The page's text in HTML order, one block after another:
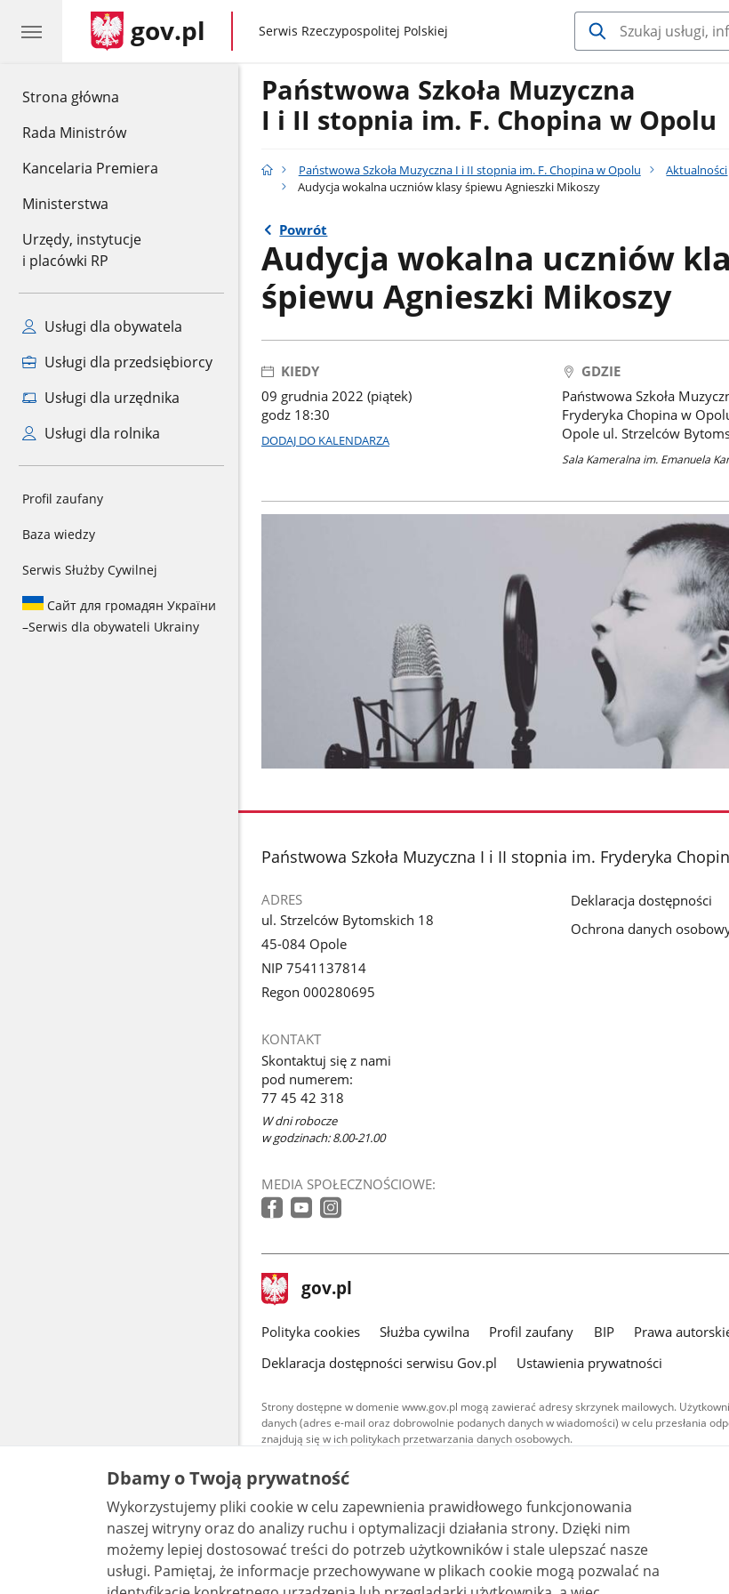
Strona główna
Rada Ministrów
Kancelaria Premiera
Ministerstwa
Urzędy, instytucje
i placówki RP
Usługi dla obywatela
Usługi dla przedsiębiorcy
Usługi dla urzędnika
Usługi dla rolnika
Profil zaufany
Baza wiedzy
Serwis Służby Cywilnej
Сайт для громадян України
–Serwis dla obywateli Ukrainy
gov.pl gov.pl
Serwis Rzeczypospolitej Polskiej
Państwowa Szkoła Muzyczna
I i II stopnia im. F. Chopina w Opolu
Państwowa Szkoła Muzyczna I i II stopnia im. F. Chopina w Opolu Aktualności
Audycja wokalna uczniów klasy śpiewu Agnieszki Mikoszy
Powrót
Audycja wokalna uczniów
śpiewu Agnieszki Mikoszy
KIEDY
09 grudnia 2022 (piątek)
godz 18:30
DODAJ DO KALENDARZA
GDZIE
Państwowa Szkoła
Fryderyka Chopina w
Opole ul. Strzelców
Sala Kameralna im. Emanuela
stopka
Państwowa Szkoła Muzyczna I i II stopnia im. Fryderyka
ADRES
ul. Strzelców Bytomskich 18
45-084 Opole
NIP 7541137814
Regon 000280695
KONTAKT
Skontaktuj się z nami
pod numerem:
77 45 42 318
W dni robocze
w godzinach: 8.00-21.00
MEDIA SPOŁECZNOŚCIOWE:
Deklaracja dostępności
Ochrona danych
stopka
gov.pl Strona
gov.pl
gov.pl
Polityka cookies Służba cywilna Profil zaufany BIP Prawa
Deklaracja dostępności serwisu Gov.pl
Ustawienia prywatności
Strony dostępne w domenie www.gov.pl mogą zawierać adresy skrzynek mailowych.
danych (adres e-mail oraz dobrowolnie podanych danych w wiadomości) w celu przesłania
znajdują się w ich politykach przetwarzania danych osobowych.
Treści tekstowe publikowane w serwisie (z wyłączeniem treści audiowizualnych),
udostępniane na licencji typu Creative Commons: uznanie autorstwa - na tych
warunkach 4.0 (CC BY-SA 4.0). Materiały audiowizualne, w tym zdjęcia,
są udostępniane na licencji typu Creative Commons: uznanie autorstwa użycie
bez utworów zależnych 4.0 (CC BY-NC-ND 4.0), o ile nie jest to stwierdzone
Dbamy o Twoją prywatność
Wykorzystujemy pliki cookie w celu zapewnienia prawidłowego funkcjonowania
naszej witryny oraz do analizy ruchu i optymalizacji działania strony. Dzięki nim
możemy lepiej dostosować treści do potrzeb użytkowników i stale ulepszać nasze
usługi. Pamiętaj, że informacje przechowywane w plikach cookie mogą pozwalać na